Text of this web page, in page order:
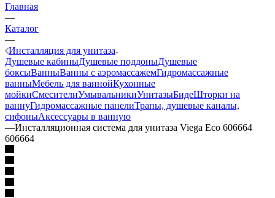
Главная
—
Каталог
—
Инсталляция для унитаза
Душевые кабиныДушевые поддоныДушевые
боксыВанныВанны с аэромассажемГидромассажные
ванныМебель для ваннойКухонные
мойкиСмесителиУмывальникиУнитазыБидеШторки на
ваннуГидромассажные панелиТрапы, душевые каналы,
сифоныАксессуары в ванную
—Инсталляционная система для унитаза Viega Eco 606664
606664